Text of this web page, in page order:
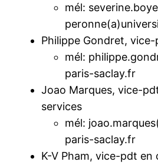
mél:
Philippe Gondret,
mél:
paris-saclay.fr
Joao Marques, vice-
services
mél:
paris-saclay.fr
K-V Pham, vice-pdt en